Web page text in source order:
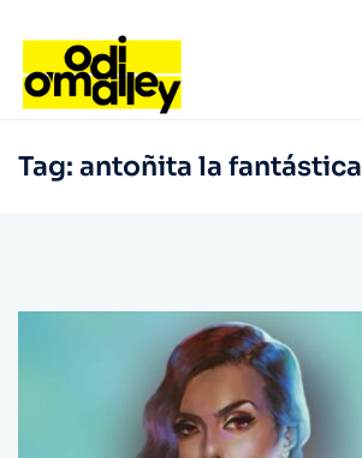
Tag: antoñita la fantástica